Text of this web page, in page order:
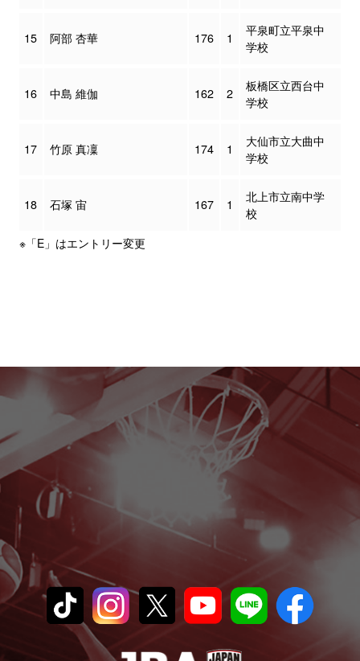
15 阿部 杏華 176 1
平泉町立平泉中
学校
16 中島 維伽 162 2
板橋区立西台中
学校
17 竹原 真凜 174 1
大仙市立大曲中
学校
18 石塚 宙 167 1
北上市立南中学
校
※「E」はエントリー変更